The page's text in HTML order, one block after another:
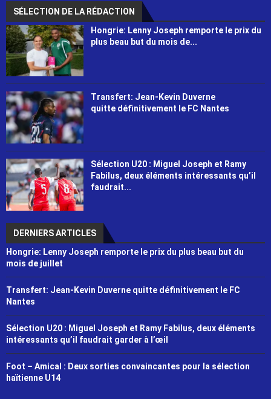
SÉLECTION DE LA RÉDACTION
Hongrie: Lenny Joseph remporte le prix du
plus beau but du mois de...
Transfert: Jean-Kevin Duverne
quitte définitivement le FC Nantes
Sélection U20 : Miguel Joseph et Ramy
Fabilus, deux éléments intéressants qu’il
faudrait...
DERNIERS ARTICLES
Hongrie: Lenny Joseph remporte le prix du plus beau but du
mois de juillet
Transfert: Jean-Kevin Duverne quitte définitivement le FC
Nantes
Sélection U20 : Miguel Joseph et Ramy Fabilus, deux éléments
intéressants qu’il faudrait garder à l’œil
Foot – Amical : Deux sorties convaincantes pour la sélection
haïtienne U14